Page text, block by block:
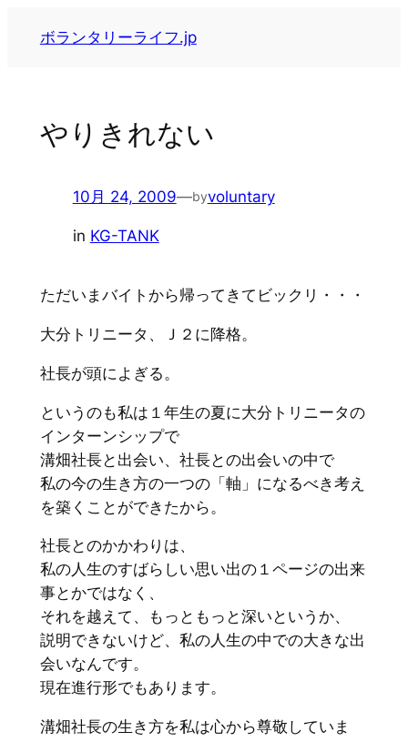
ボランタリーライフ.jp
やりきれない
10月 24, 2009—byvoluntary
in KG-TANK
ただいまバイトから帰ってきてビックリ・・・
大分トリニータ、Ｊ２に降格。
社長が頭によぎる。
というのも私は１年生の夏に大分トリニータの
インターンシップで
溝畑社長と出会い、社長との出会いの中で
私の今の生き方の一つの「軸」になるべき考え
を築くことができたから。
社長とのかかわりは、
私の人生のすばらしい思い出の１ページの出来
事とかではなく、
それを越えて、もっともっと深いというか、
説明できないけど、私の人生の中での大きな出
会いなんです。
現在進行形でもあります。
溝畑社長の生き方を私は心から尊敬していま